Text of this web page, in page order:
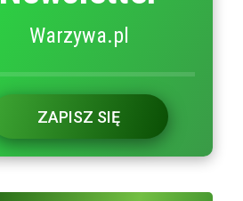
Warzywa.pl
ZAPISZ SIĘ